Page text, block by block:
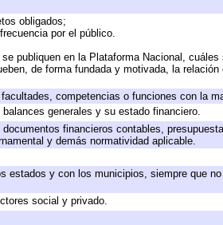
obligados;
por el público.
publiquen en la Plataforma Nacional,
de forma fundada y motivada, la
competencias o funciones con la
generales y su estado financiero.
financieros contables,
y demás normatividad aplicable.
y con los municipios, siempre que
social y privado.